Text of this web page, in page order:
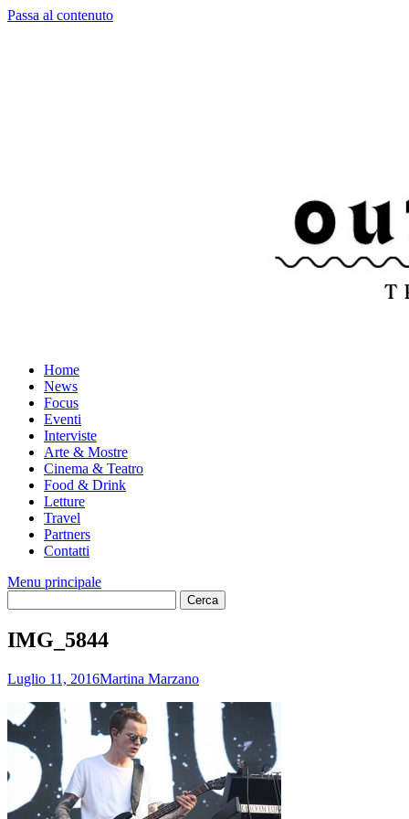
Passa al contenuto
Home
News
Focus
Eventi
Interviste
Arte & Mostre
Cinema & Teatro
Food & Drink
Letture
Travel
Partners
Contatti
Menu principale
IMG_5844
Luglio 11, 2016Martina Marzano